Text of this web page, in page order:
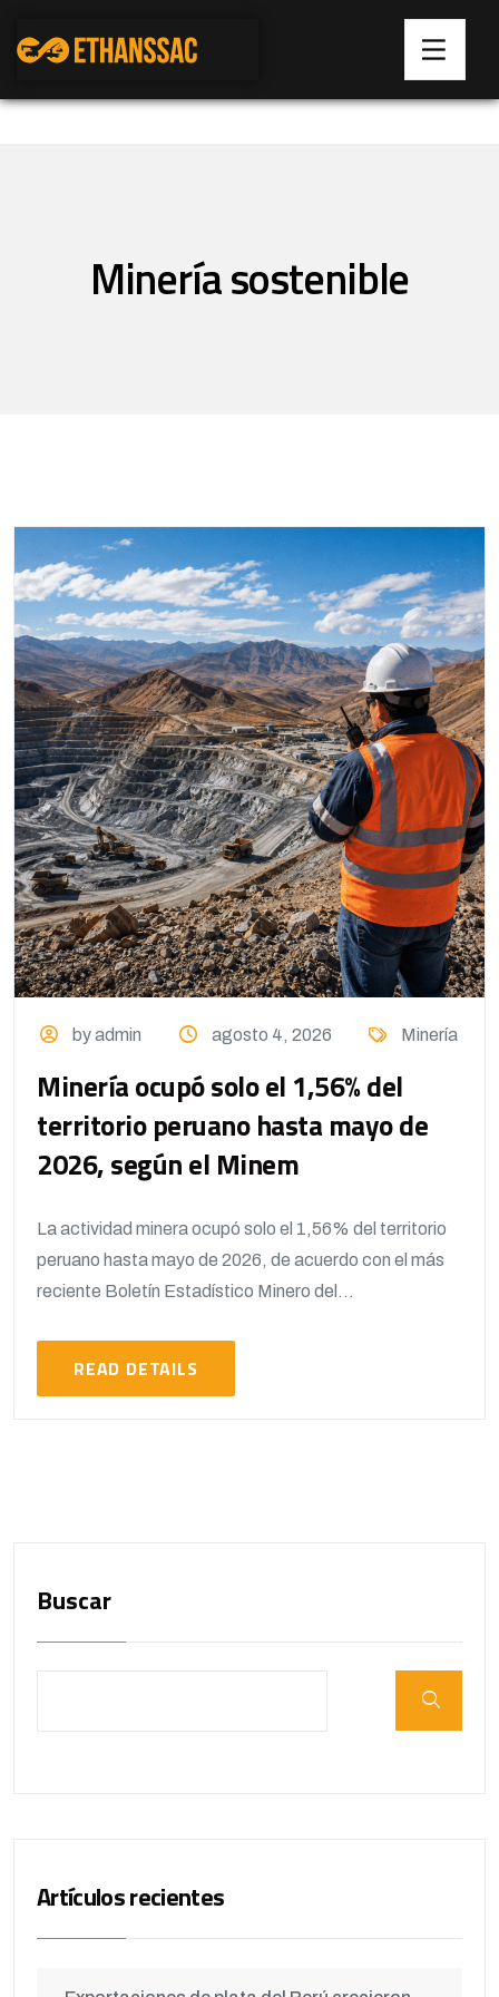
Minería sostenible
by admin agosto 4, 2026 Minería
Minería ocupó solo el 1,56% del
territorio peruano hasta mayo de
2026, según el Minem
La actividad minera ocupó solo el 1,56% del territorio
peruano hasta mayo de 2026, de acuerdo con el más
reciente Boletín Estadístico Minero del...
READ DETAILS
Buscar
Artículos recientes